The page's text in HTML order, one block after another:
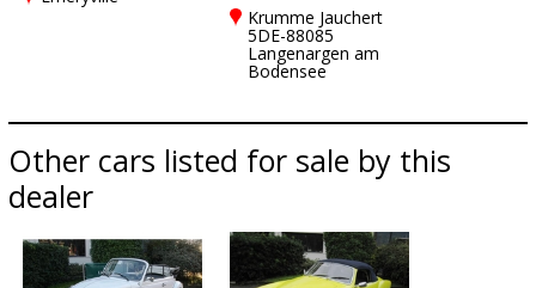
Krumme Jauchert
5DE-88085
Langenargen am
Bodensee
Other cars listed for sale by this
dealer